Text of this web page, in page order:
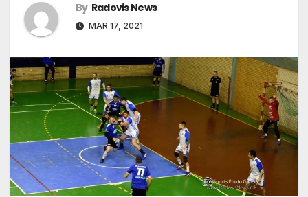
By Radovis News
MAR 17, 2021